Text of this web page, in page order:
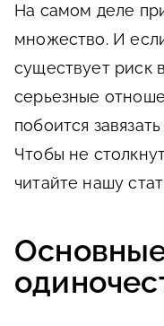
На самом деле
множество. И
существует риск
серьезные
побоится
Чтобы не
читайте нашу